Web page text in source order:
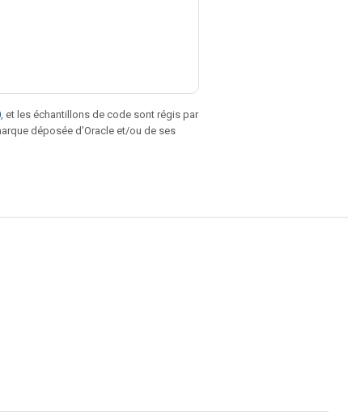
, et les échantillons de code sont régis par
déposée d'Oracle et/ou de ses